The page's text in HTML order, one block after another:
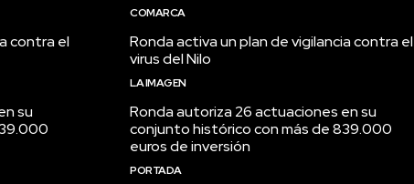
contra el
su
COMARCA
Ronda activa un plan de vigilancia contra el
virus del Nilo
LA IMAGEN
Ronda autoriza 26 actuaciones en su
conjunto histórico con más de 839.000
euros de inversión
PORTADA